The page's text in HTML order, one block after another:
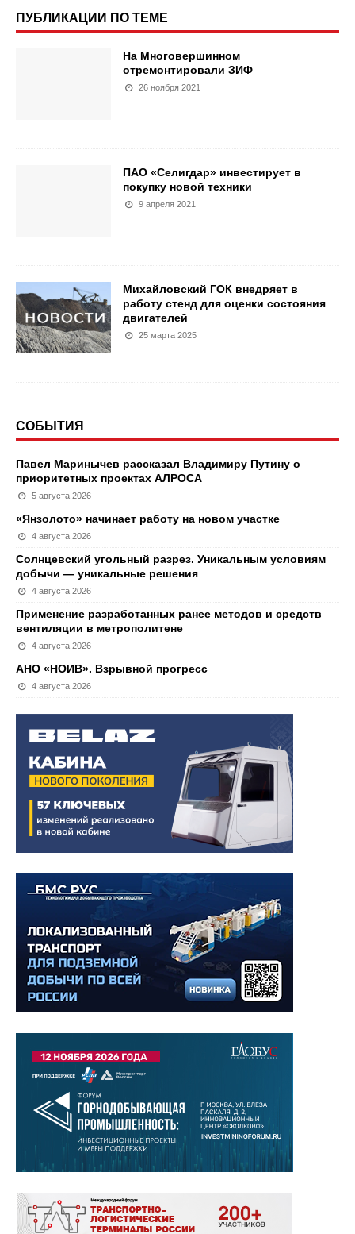
ПУБЛИКАЦИИ ПО ТЕМЕ
На Многовершинном
отремонтировали ЗИФ
26 ноября 2021
ПАО «Селигдар» инвестирует в
покупку новой техники
9 апреля 2021
Михайловский ГОК внедряет в
работу стенд для оценки состояния
двигателей
25 марта 2025
СОБЫТИЯ
Павел Маринычев рассказал Владимиру Путину о
приоритетных проектах АЛРОСА
5 августа 2026
«Янзолото» начинает работу на новом участке
4 августа 2026
Солнцевский угольный разрез. Уникальным условиям
добычи — уникальные решения
4 августа 2026
Применение разработанных ранее методов и средств
вентиляции в метрополитене
4 августа 2026
АНО «НОИВ». Взрывной прогресс
4 августа 2026